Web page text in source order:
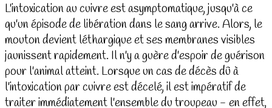
L'intoxication au cuivre est asymptomatique, jusqu'à ce
qu'un épisode de libération dans le sang arrive. Alors, le
mouton devient léthargique et ses membranes visibles
jaunissent rapidement. Il n'y a guère d'espoir de guérison
pour l'animal atteint. Lorsque un cas de décès dû à
l'intoxication par cuivre est décelé, il est impératif de
traiter immédiatement l'ensemble du troupeau - en effet,